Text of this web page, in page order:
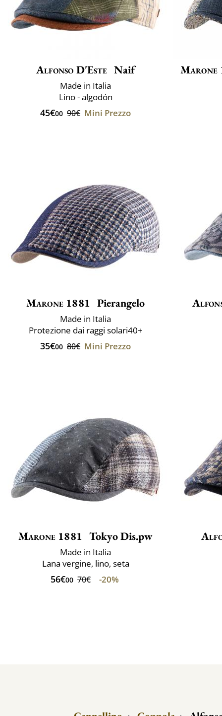
Alfonso D'Este Naif
Made in Italia
Lino - algodón
45€00 90€ Mini Prezzo
Marone
Marone 1881 Pierangelo
Made in Italia
Protezione dai raggi solari40+
35€00 80€ Mini Prezzo
Marone 1881 Tokyo Dis.pw
Made in Italia
Lana vergine, lino, seta
56€00 70€ -20%